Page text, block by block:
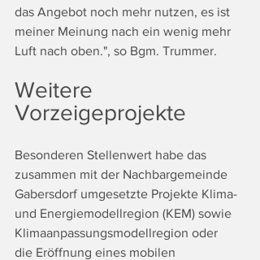
das Angebot noch mehr nutzen, es ist
meiner Meinung nach ein wenig mehr
Luft nach oben.", so Bgm. Trummer.
Weitere
Vorzeigeprojekte
Besonderen Stellenwert habe das
zusammen mit der Nachbargemeinde
Gabersdorf umgesetzte Projekte Klima-
und Energiemodellregion (KEM) sowie
Klimaanpassungsmodellregion oder
die Eröffnung eines mobilen